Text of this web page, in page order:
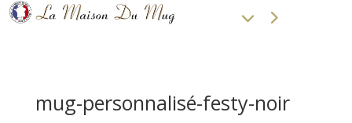
mug-personnalisé-festy-noir